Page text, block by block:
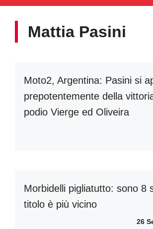
Mattia Pasini
Moto2, Argentina: Pasini si
prepotentemente della
podio Vierge ed Oliveira
Morbidelli pigliatutto: sono 8
titolo è più vicino
26